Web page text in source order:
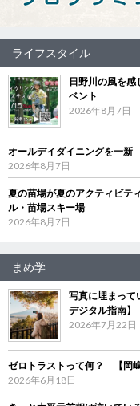
ライフスタイル
日野川の風を
ベント
2026年8月7日
オールデイダイニングを一
2026年8月7日
夏の苗場が夏のアクティビ
ル・苗場スキー場
2026年8月7日
まめ学
写真に埋まっ
デジタル指南】
2026年7月22日
ゼロトラストって何？ 【岡
2026年6月18日